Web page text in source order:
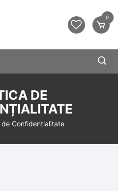
0
DE
de Confidențialitate